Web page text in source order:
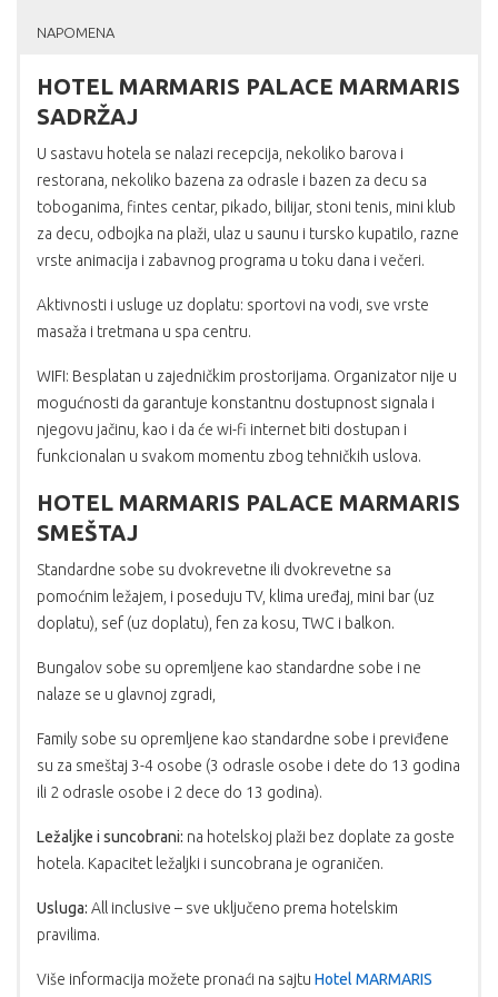
NAPOMENA
HOTEL MARMARIS PALACE MARMARIS
SADRŽAJ
U sastavu hotela se nalazi recepcija, nekoliko barova i
restorana, nekoliko bazena za odrasle i bazen za decu sa
toboganima, fintes centar, pikado, bilijar, stoni tenis, mini klub
za decu, odbojka na plaži, ulaz u saunu i tursko kupatilo, razne
vrste animacija i zabavnog programa u toku dana i večeri.
Aktivnosti i usluge uz doplatu: sportovi na vodi, sve vrste
masaža i tretmana u spa centru.
WIFI: Besplatan u zajedničkim prostorijama. Organizator nije u
mogućnosti da garantuje konstantnu dostupnost signala i
njegovu jačinu, kao i da će wi-fi internet biti dostupan i
funkcionalan u svakom momentu zbog tehničkih uslova.
HOTEL MARMARIS PALACE MARMARIS
SMEŠTAJ
Standardne sobe su dvokrevetne ili dvokrevetne sa
pomoćnim ležajem, i poseduju TV, klima uređaj, mini bar (uz
doplatu), sef (uz doplatu), fen za kosu, TWC i balkon.
Bungalov sobe su opremljene kao standardne sobe i ne
nalaze se u glavnoj zgradi,
Family sobe su opremljene kao standardne sobe i previđene
su za smeštaj 3-4 osobe (3 odrasle osobe i dete do 13 godina
ili 2 odrasle osobe i 2 dece do 13 godina).
Ležaljke i suncobrani: na hotelskoj plaži bez doplate za goste
hotela. Kapacitet ležaljki i suncobrana je ograničen.
Usluga: All inclusive – sve uključeno prema hotelskim
pravilima.
Više informacija možete pronaći na sajtu Hotel MARMARIS